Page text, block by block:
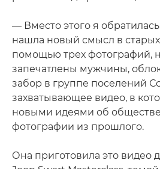
— Вместо этого я
нашла новый смысл в
помощью трех фотографий,
запечатлены мужчины,
забор в группе поселений
захватывающее видео, в
новыми идеями об
фотографии из прошлого.
Она приготовила это видео